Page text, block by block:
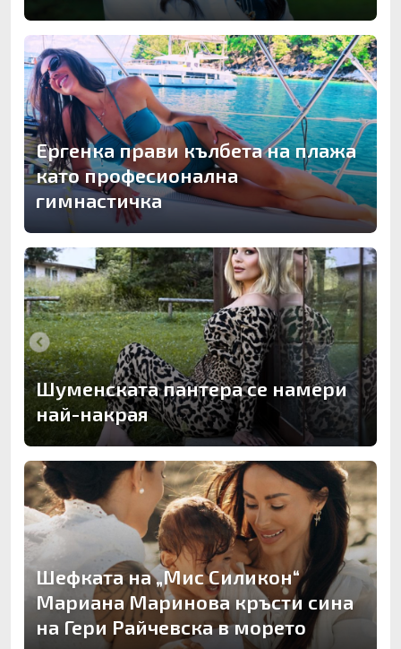
Ергенка прави кълбета на плажа
като професионална
гимнастичка
Шуменската пантера се намери
най-накрая
Шефката на „Мис Силикон“
Мариана Маринова кръсти сина
на Гери Райчевска в морето